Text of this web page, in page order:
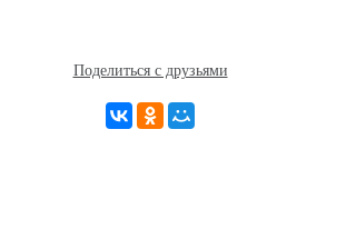
Поделиться с друзьями